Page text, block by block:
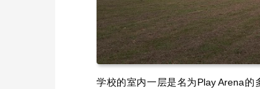
学校的室内一层是名为Play Arena